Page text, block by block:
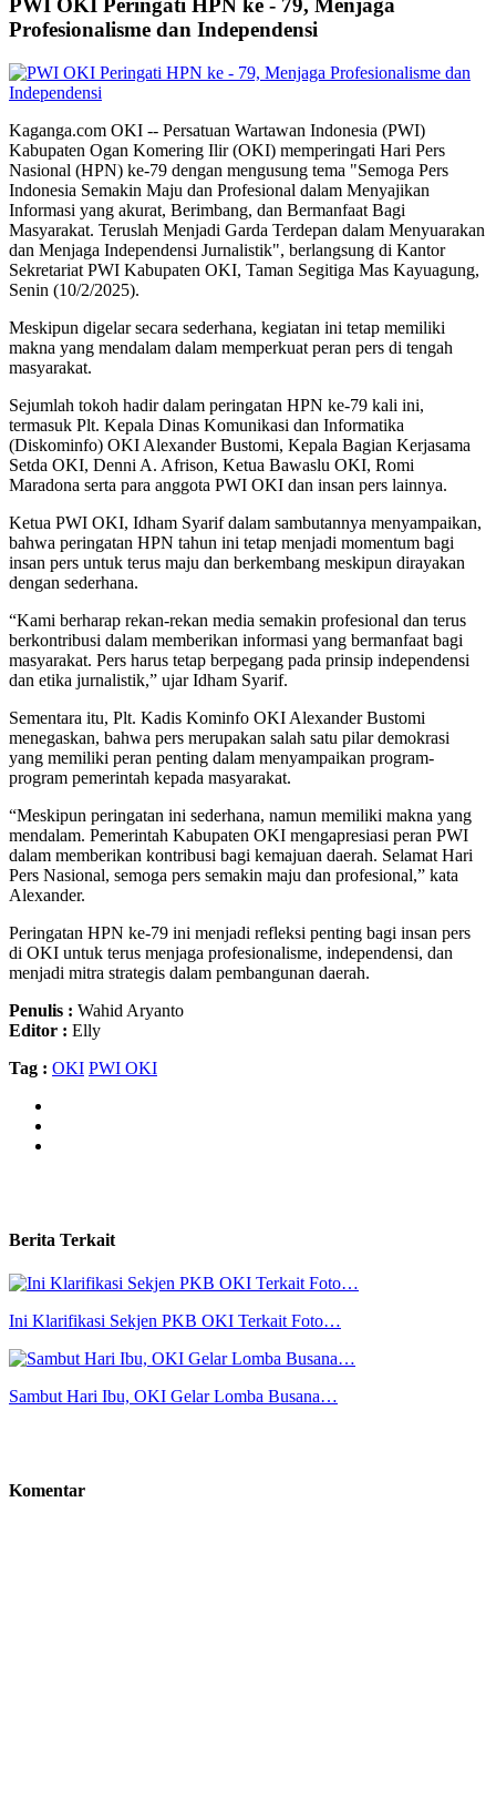
PWI OKI Peringati HPN ke - 79, Menjaga
Profesionalisme dan Independensi
Kaganga.com OKI -- Persatuan Wartawan Indonesia (PWI)
Kabupaten Ogan Komering Ilir (OKI) memperingati Hari Pers
Nasional (HPN) ke-79 dengan mengusung tema "Semoga Pers
Indonesia Semakin Maju dan Profesional dalam Menyajikan
Informasi yang akurat, Berimbang, dan Bermanfaat Bagi
Masyarakat. Teruslah Menjadi Garda Terdepan dalam Menyuarakan
dan Menjaga Independensi Jurnalistik", berlangsung di Kantor
Sekretariat PWI Kabupaten OKI, Taman Segitiga Mas Kayuagung,
Senin (10/2/2025).
Meskipun digelar secara sederhana, kegiatan ini tetap memiliki
makna yang mendalam dalam memperkuat peran pers di tengah
masyarakat.
Sejumlah tokoh hadir dalam peringatan HPN ke-79 kali ini,
termasuk Plt. Kepala Dinas Komunikasi dan Informatika
(Diskominfo) OKI Alexander Bustomi, Kepala Bagian Kerjasama
Setda OKI, Denni A. Afrison, Ketua Bawaslu OKI, Romi
Maradona serta para anggota PWI OKI dan insan pers lainnya.
Ketua PWI OKI, Idham Syarif dalam sambutannya menyampaikan,
bahwa peringatan HPN tahun ini tetap menjadi momentum bagi
insan pers untuk terus maju dan berkembang meskipun dirayakan
dengan sederhana.
“Kami berharap rekan-rekan media semakin profesional dan terus
berkontribusi dalam memberikan informasi yang bermanfaat bagi
masyarakat. Pers harus tetap berpegang pada prinsip independensi
dan etika jurnalistik,” ujar Idham Syarif.
Sementara itu, Plt. Kadis Kominfo OKI Alexander Bustomi
menegaskan, bahwa pers merupakan salah satu pilar demokrasi
yang memiliki peran penting dalam menyampaikan program-
program pemerintah kepada masyarakat.
“Meskipun peringatan ini sederhana, namun memiliki makna yang
mendalam. Pemerintah Kabupaten OKI mengapresiasi peran PWI
dalam memberikan kontribusi bagi kemajuan daerah. Selamat Hari
Pers Nasional, semoga pers semakin maju dan profesional,” kata
Alexander.
Peringatan HPN ke-79 ini menjadi refleksi penting bagi insan pers
di OKI untuk terus menjaga profesionalisme, independensi, dan
menjadi mitra strategis dalam pembangunan daerah.
Penulis : Wahid Aryanto
Editor : Elly
Tag : OKI PWI OKI
Berita Terkait
Ini Klarifikasi Sekjen PKB OKI Terkait Foto…
Sambut Hari Ibu, OKI Gelar Lomba Busana…
Komentar